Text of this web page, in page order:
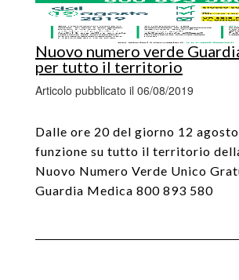
Nuovo numero verde
per tutto il territorio
Articolo pubblicato il 06/08/2019
Dalle ore 20 del giorno 12 agosto
funzione su tutto il territorio
Nuovo Numero Verde Unico
Guardia Medica 800 893 580